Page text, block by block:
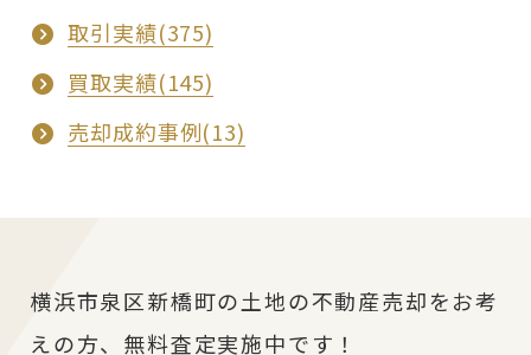
取引実績(375)
買取実績(145)
売却成約事例(13)
横浜市泉区新橋町の土地の不動産売却をお考
えの方、無料査定実施中です！